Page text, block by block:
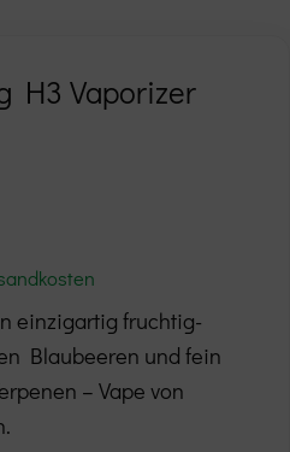
H3 Vaporizer
einzigartig fruchtig-
Blaubeeren und fein
– Vape von